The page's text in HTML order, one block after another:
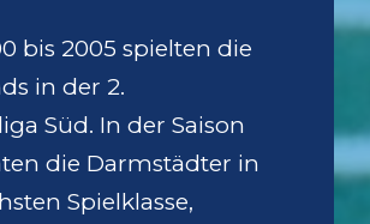
bis 2005 spielten die
in der 2.
Süd. In der Saison
die Darmstädter in
Spielklasse,